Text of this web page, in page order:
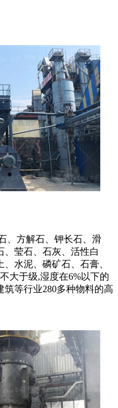
、方解石、钾长石、滑
、莹石、石灰、活性白
水泥、磷矿石、石膏、
大于级,湿度在6%以下的
等行业280多种物料的高